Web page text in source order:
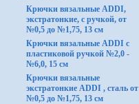
Крючки вязальные ADDI,
экстратонкие, с ручкой, от
№0,5 до №1,75, 13 см
Крючки вязальные ADDI с
пластиковой ручкой №2,0 -
№6,0, 15 см
Крючки вязальные
экстратонкие ADDI , сталь от
№0,5 до №1,75, 13 см